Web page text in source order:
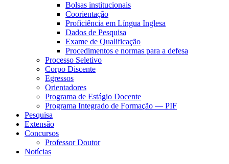
Bolsas institucionais
Coorientação
Proficiência em Língua Inglesa
Dados de Pesquisa
Exame de Qualificação
Procedimentos e normas para a defesa
Processo Seletivo
Corpo Discente
Egressos
Orientadores
Programa de Estágio Docente
Programa Integrado de Formação — PIF
Pesquisa
Extensão
Concursos
Professor Doutor
Notícias